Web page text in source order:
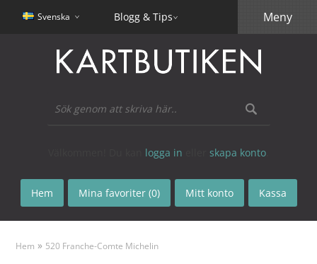
Svenska Blogg & Tips
logga in skapa konto
Hem Mina favoriter (0) Mitt konto Kassa
Meny
Hem » 520 Franche-Comte Michelin